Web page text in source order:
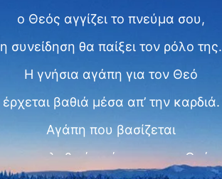
ο Θεός αγγίζει το πνεύμα σου,
η συνείδηση θα παίξει τον ρόλο της.
Η γνήσια αγάπη για τον Θεό
έρχεται βαθιά μέσα απ’ την καρδιά.
Αγάπη που βασίζεται
στην αληθινή γνώση για τον Θεό.